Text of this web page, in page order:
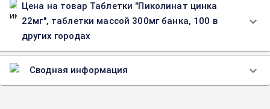
Цена на товар Таблетки "Пиколинат цинка
22мг", таблетки массой 300мг банка, 100 в
других городах
Сводная информация